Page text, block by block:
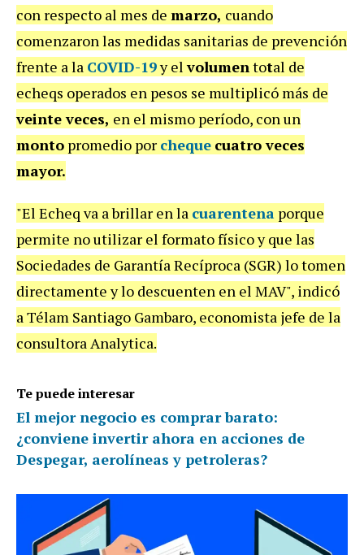
con respecto al mes de marzo, cuando
comenzaron las medidas sanitarias de prevención
frente a la COVID-19y elvolumentotal de
echeqs operados en pesos se multiplicó más de
veinte veces, en el mismo período, con un
monto promedio por cheque cuatro veces
mayor.
"El Echeq va a brillar en la cuarentena porque
permite no utilizar el formato físico y que las
Sociedades de Garantía Recíproca (SGR) lo tomen
directamente y lo descuenten en el MAV", indicó
a Télam Santiago Gambaro, economista jefe de la
consultora Analytica.
Te puede interesar
El mejor negocio es comprar barato:
¿conviene invertir ahora en acciones de
Despegar, aerolíneas y petroleras?